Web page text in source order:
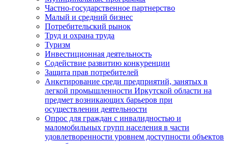
Частно-государственное партнерство
Малый и средний бизнес
Потребительский рынок
Труд и охрана труда
Туризм
Инвестиционная деятельность
Содействие развитию конкуренции
Защита прав потребителей
Анкетирование среди предприятий, занятых в
легкой промышленности Иркутской области на
предмет возникающих барьеров при
осуществлении деятельности
Опрос для граждан с инвалидностью и
маломобильных групп населения в части
удовлетворенности уровнем доступности объектов